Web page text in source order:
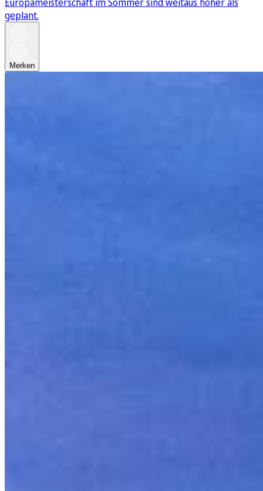
geplant.
Merken